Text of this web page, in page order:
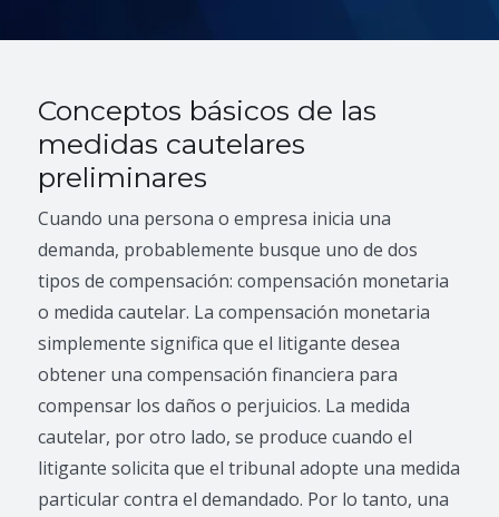
Conceptos básicos de las
medidas cautelares
preliminares
Cuando una persona o empresa inicia una
demanda, probablemente busque uno de dos
tipos de compensación: compensación monetaria
o medida cautelar. La compensación monetaria
simplemente significa que el litigante desea
obtener una compensación financiera para
compensar los daños o perjuicios. La medida
cautelar, por otro lado, se produce cuando el
litigante solicita que el tribunal adopte una medida
particular contra el demandado. Por lo tanto, una